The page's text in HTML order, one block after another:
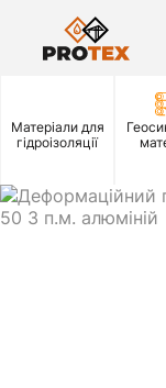
Матеріали для
гідроізоляції